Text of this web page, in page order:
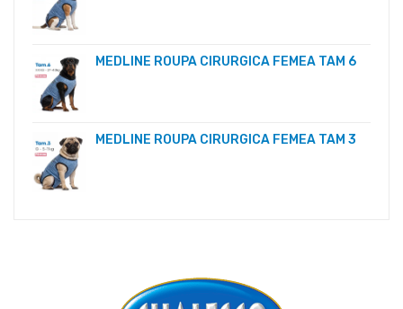
MEDLINE ROUPA CIRURGICA FEMEA TAM 6
MEDLINE ROUPA CIRURGICA FEMEA TAM 3